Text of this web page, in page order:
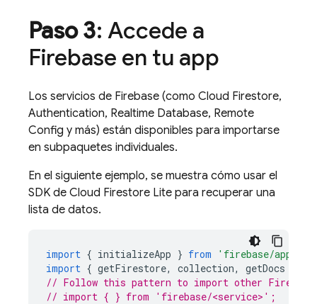
Paso 3: Accede a
Firebase en tu app
Los servicios de Firebase (como Cloud Firestore,
Authentication, Realtime Database, Remote
Config y más) están disponibles para importarse
en subpaquetes individuales.
En el siguiente ejemplo, se muestra cómo usar el
SDK de Cloud Firestore Lite para recuperar una
lista de datos.
import { initializeApp } from 'firebase/app'
import { getFirestore, collection, getDocs
// Follow this pattern to import other Firebase
// import { } from 'firebase/<service>';